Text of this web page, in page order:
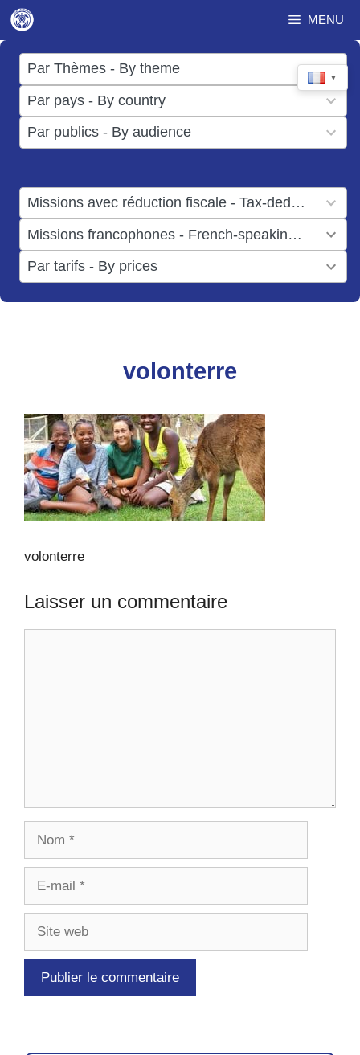
Aller
au
contenu
MENU
▼
Par Thèmes - By theme
17
results
available
Par pays - By country
50
results
available
Par publics - By audience
results
Missions avec réduction fiscale - Tax-deductible missions
result
available
Missions francophones - French-speaking missions
result
available
Par tarifs - By prices
results
available
volonterre
volonterre
Laisser un commentaire